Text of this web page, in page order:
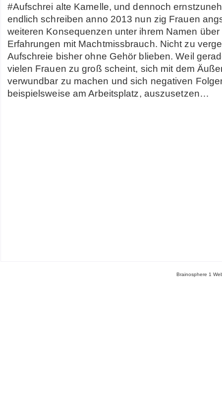
#Aufschrei alte Kamelle, und dennoch
endlich schreiben anno 2013 nun zig Frauen
weiteren Konsequenzen unter ihrem Namen
Erfahrungen mit Machtmissbrauch. Nicht zu
Aufschreie bisher ohne Gehör blieben. Weil
vielen Frauen zu groß scheint, sich mit dem
verwundbar zu machen und sich negativen
beispielsweise am Arbeitsplatz, auszusetzen…
Brainosphere 1